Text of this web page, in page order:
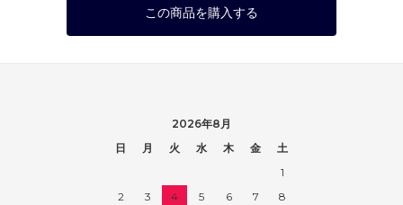
この商品を購入する
2026年8月
日
月 火 水 木 金
土
1
2
3 4 5 6 7
8